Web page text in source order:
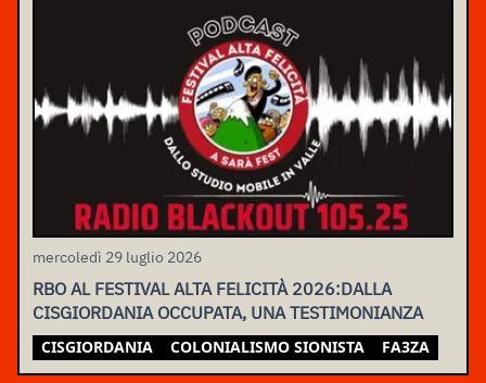
mercoledì 29 luglio 2026
RBO AL FESTIVAL ALTA FELICITÀ 2026:DALLA
CISGIORDANIA OCCUPATA, UNA TESTIMONIANZA
CISGIORDANIA COLONIALISMO SIONISTA FA3ZA